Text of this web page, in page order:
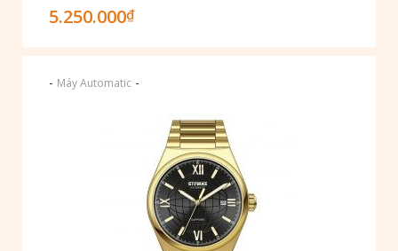
5.250.000₫
- Máy Automatic -